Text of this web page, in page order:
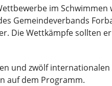
im
Gemeindeverbands
Die Wettkämpfe sollten
und zwölf
auf dem Programm.